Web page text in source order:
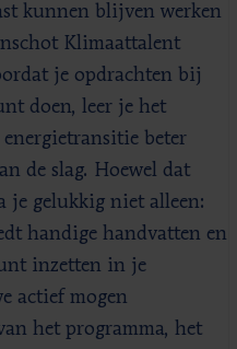
kunnen blijven werken
Klimaattalent
je opdrachten bij
doen, leer je het
beter
de slag. Hoewel dat
je gelukkig niet alleen:
handige handvatten en
inzetten in je
actief mogen
het programma, het